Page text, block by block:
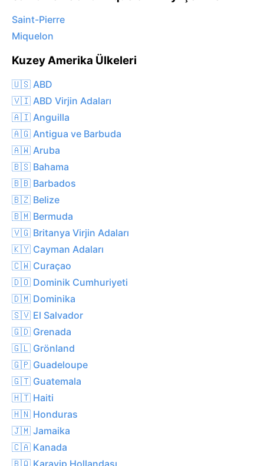
Saint-Pierre
Miquelon
Kuzey Amerika Ülkeleri
🇺🇸 ABD
🇻🇮 ABD Virjin Adaları
🇦🇮 Anguilla
🇦🇬 Antigua ve Barbuda
🇦🇼 Aruba
🇧🇸 Bahama
🇧🇧 Barbados
🇧🇿 Belize
🇧🇲 Bermuda
🇻🇬 Britanya Virjin Adaları
🇰🇾 Cayman Adaları
🇨🇼 Curaçao
🇩🇴 Dominik Cumhuriyeti
🇩🇲 Dominika
🇸🇻 El Salvador
🇬🇩 Grenada
🇬🇱 Grönland
🇬🇵 Guadeloupe
🇬🇹 Guatemala
🇭🇹 Haiti
🇭🇳 Honduras
🇯🇲 Jamaika
🇨🇦 Kanada
🇧🇶 Karayip Hollandası